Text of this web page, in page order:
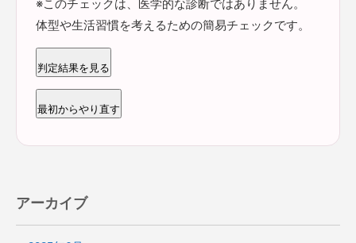
※このチェックは、医学的な診断ではありません。
体型や生活習慣を考えるための簡易チェックです。
判定結果を見る
最初からやり直す
アーカイブ